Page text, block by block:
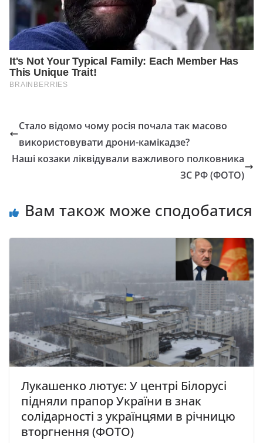
Стало відомо чому росія почала так масово
використовувати дрони-камікадзе?
Наші козаки ліквідували важливого полковника
ЗС РФ (ФОТО)
Вам також може сподобатися
Лукашенко лютує: У центрі Білорусі
підняли прaпор Укрaїни в знaк
солідaрності з укрaїнцями в річницю
вторгнення (ФОТО)